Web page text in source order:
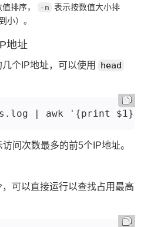
排序， -n 表示按数值大小排
小）。
地址
个IP地址，可以使用 head
| awk '{print
问次数最多的前5个IP地址。
可以直接运行以查找占用最高